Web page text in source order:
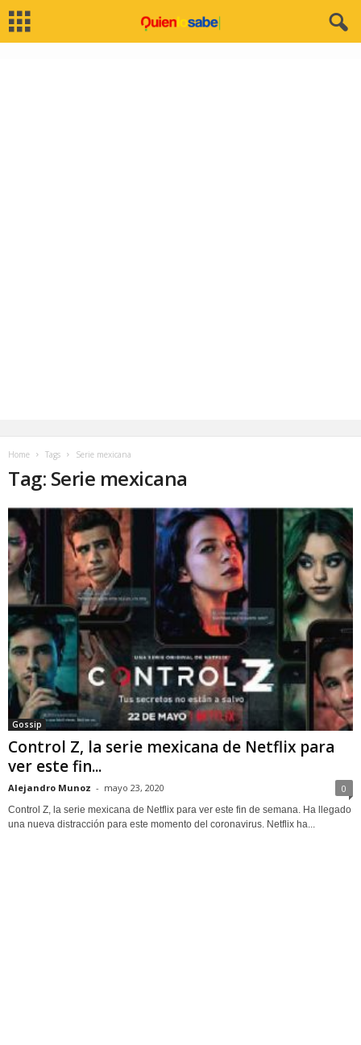
Home Tags Serie mexicana
Tag: Serie mexicana
Gossip
Control Z, la serie mexicana de Netflix para
ver este fin...
Alejandro Munoz - mayo 23, 2020 0
Control Z, la serie mexicana de Netflix para ver este fin de semana. Ha llegado
una nueva distracción para este momento del coronavirus. Netflix ha...